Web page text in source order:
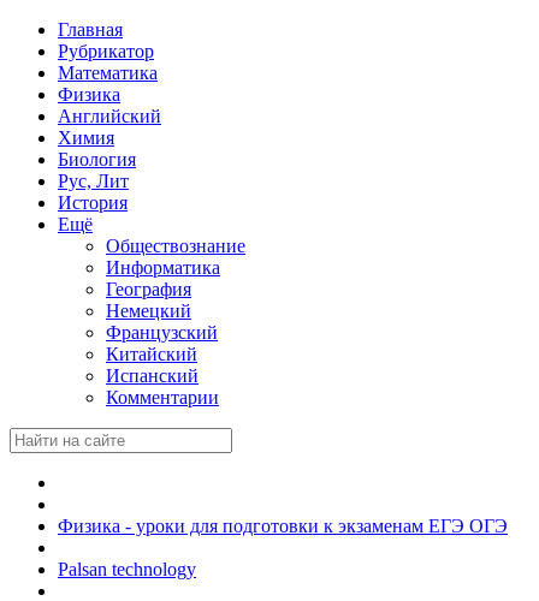
Главная
Рубрикатор
Математика
Физика
Английский
Химия
Биология
Рус, Лит
История
Ещё
Обществознание
Информатика
География
Немецкий
Французский
Китайский
Испанский
Комментарии
Физика - уроки для подготовки к экзаменам ЕГЭ ОГЭ
Palsan technology